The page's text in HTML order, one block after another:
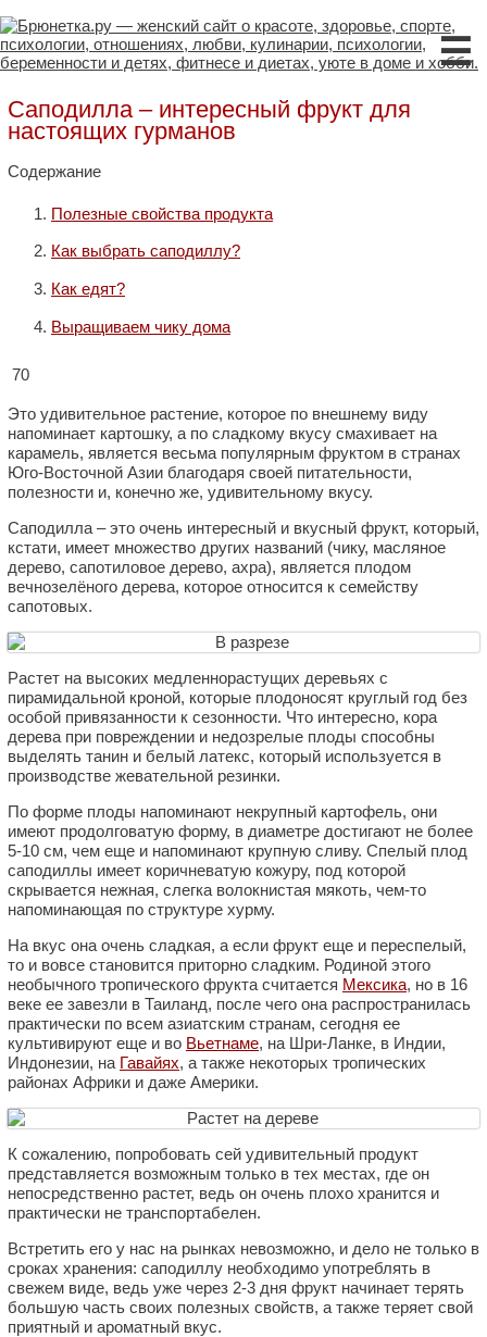
☰
Саподилла – интересный фрукт для
настоящих гурманов
Содержание
Полезные свойства продукта
Как выбрать саподиллу?
Как едят?
Выращиваем чику дома
70
Это удивительное растение, которое по внешнему виду
напоминает картошку, а по сладкому вкусу смахивает на
карамель, является весьма популярным фруктом в странах
Юго-Восточной Азии благодаря своей питательности,
полезности и, конечно же, удивительному вкусу.
Саподилла – это очень интересный и вкусный фрукт, который,
кстати, имеет множество других названий (чику, масляное
дерево, сапотиловое дерево, ахра), является плодом
вечнозелёного дерева, которое относится к семейству
сапотовых.
Растет на высоких медленнорастущих деревьях с
пирамидальной кроной, которые плодоносят круглый год без
особой привязанности к сезонности. Что интересно, кора
дерева при повреждении и недозрелые плоды способны
выделять танин и белый латекс, который используется в
производстве жевательной резинки.
По форме плоды напоминают некрупный картофель, они
имеют продолговатую форму, в диаметре достигают не более
5-10 см, чем еще и напоминают крупную сливу. Спелый плод
саподиллы имеет коричневатую кожуру, под которой
скрывается нежная, слегка волокнистая мякоть, чем-то
напоминающая по структуре хурму.
На вкус она очень сладкая, а если фрукт еще и переспелый,
то и вовсе становится приторно сладким. Родиной этого
необычного тропического фрукта считается Мексика, но в 16
веке ее завезли в Таиланд, после чего она распространилась
практически по всем азиатским странам, сегодня ее
культивируют еще и во Вьетнаме, на Шри-Ланке, в Индии,
Индонезии, на Гавайях, а также некоторых тропических
районах Африки и даже Америки.
К сожалению, попробовать сей удивительный продукт
представляется возможным только в тех местах, где он
непосредственно растет, ведь он очень плохо хранится и
практически не транспортабелен.
Встретить его у нас на рынках невозможно, и дело не только в
сроках хранения: саподиллу необходимо употреблять в
свежем виде, ведь уже через 2-3 дня фрукт начинает терять
большую часть своих полезных свойств, а также теряет свой
приятный и ароматный вкус.